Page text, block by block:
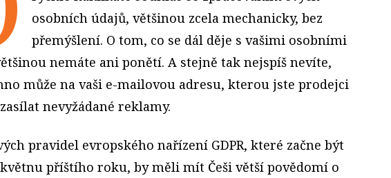
osobních údajů, většinou zcela mechanicky, bez
přemýšlení. O tom, co se dál děje s vašimi osobními
nemáte ani ponětí. A stejně tak nejspíš nevíte,
může na vaši e-mailovou adresu, kterou jste prodejci
nevyžádané reklamy.
pravidel evropského nařízení GDPR, které začne být
příštího roku, by měli mít Češi větší povědomí o